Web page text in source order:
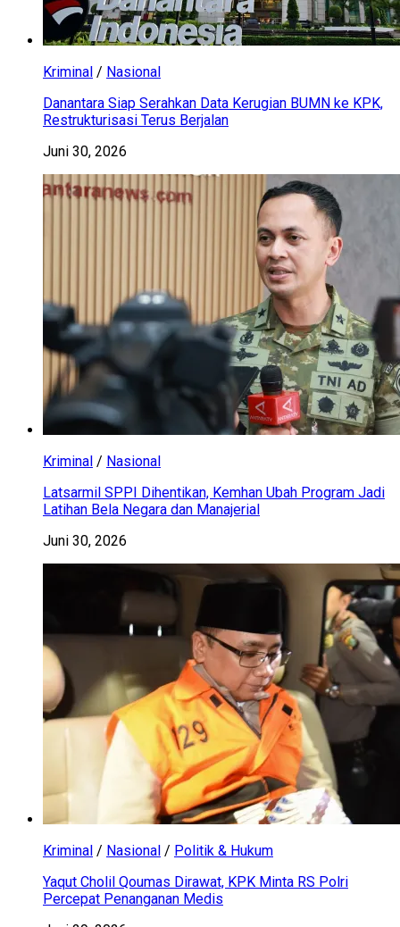
Kriminal / Nasional
Danantara Siap Serahkan Data Kerugian BUMN ke KPK,
Restrukturisasi Terus Berjalan
Juni 30, 2026
Kriminal / Nasional
Latsarmil SPPI Dihentikan, Kemhan Ubah Program Jadi
Latihan Bela Negara dan Manajerial
Juni 30, 2026
Kriminal / Nasional / Politik & Hukum
Yaqut Cholil Qoumas Dirawat, KPK Minta RS Polri
Percepat Penanganan Medis